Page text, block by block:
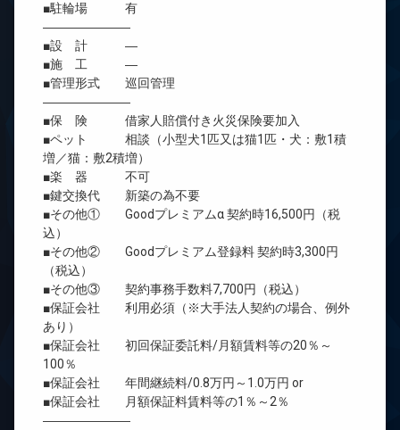
■駐輪場 有
―――――――
■設 計 ―
■施 工 ―
■管理形式 巡回管理
―――――――
■保 険 借家人賠償付き火災保険要加入
■ペット 相談（小型犬1匹又は猫1匹・犬：敷1積
増／猫：敷2積増）
■楽 器 不可
■鍵交換代 新築の為不要
■その他① Goodプレミアムα 契約時16,500円（税
込）
■その他② Goodプレミアム登録料 契約時3,300円
（税込）
■その他③ 契約事務手数料7,700円（税込）
■保証会社 利用必須（※大手法人契約の場合、例外
あり）
■保証会社 初回保証委託料/月額賃料等の20％～
100％
■保証会社 年間継続料/0.8万円～1.0万円 or
■保証会社 月額保証料賃料等の1％～2％
―――――――